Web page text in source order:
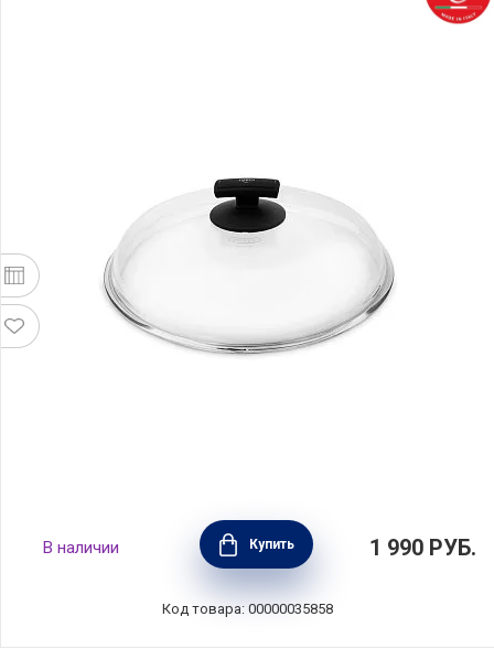
Крышка стеклянная 24 см, Olympia, Италия,
92.24
В наличии Купить 1 990 РУБ.
Код товара: 00000035858